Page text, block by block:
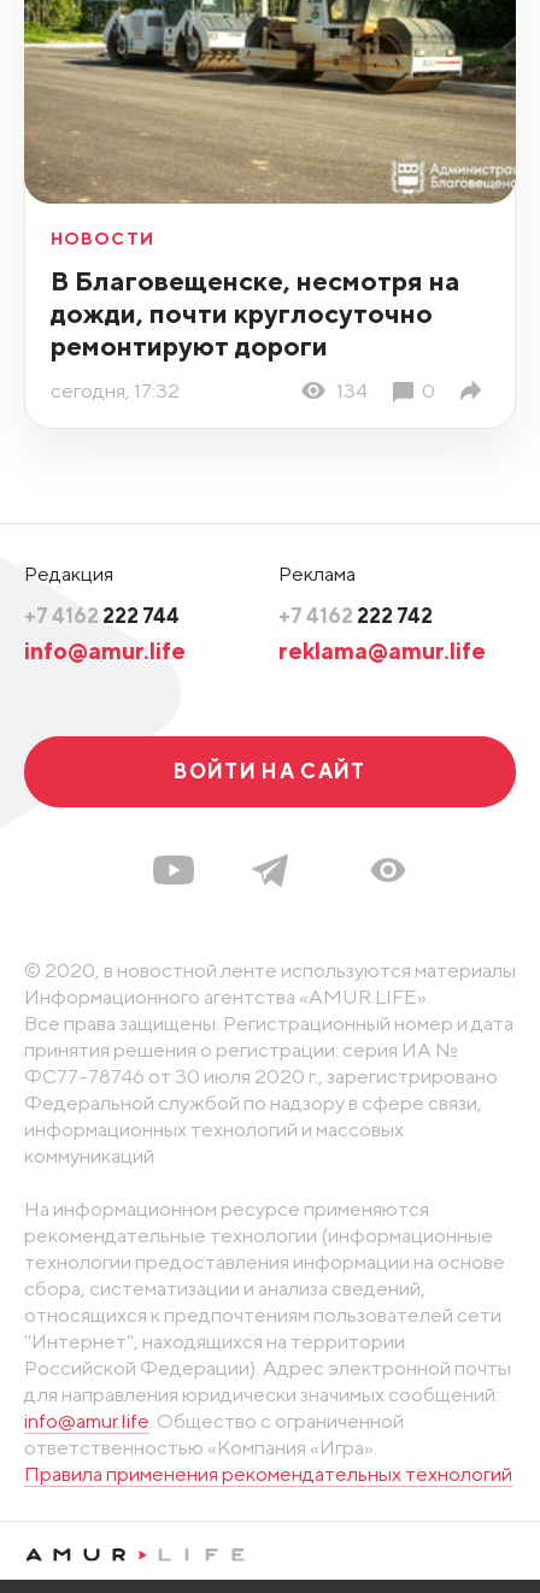
НОВОСТИ
В Благовещенске, несмотря на
дожди, почти круглосуточно
ремонтируют дороги
сегодня, 17:32 134 0
Редакция
+7 4162 222 744
info@amur.life
Реклама
+7 4162 222 742
reklama@amur.life
ВОЙТИ НА САЙТ
© 2020, в новостной ленте используются материалы
Информационного агентства «AMUR.LIFE».
Все права защищены. Регистрационный номер и дата
принятия решения о регистрации: серия ИА №
ФС77-78746 от 30 июля 2020 г., зарегистрировано
Федеральной службой по надзору в сфере связи,
информационных технологий и массовых
коммуникаций
На информационном ресурсе применяются
рекомендательные технологии (информационные
технологии предоставления информации на основе
сбора, систематизации и анализа сведений,
относящихся к предпочтениям пользователей сети
"Интернет", находящихся на территории
Российской Федерации). Адрес электронной почты
для направления юридически значимых сообщений:
info@amur.life. Общество с ограниченной
ответственностью «Компания «Игра».
Правила применения рекомендательных технологий